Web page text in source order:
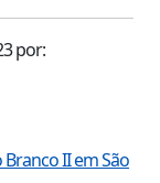
por:
Branco IIemSão